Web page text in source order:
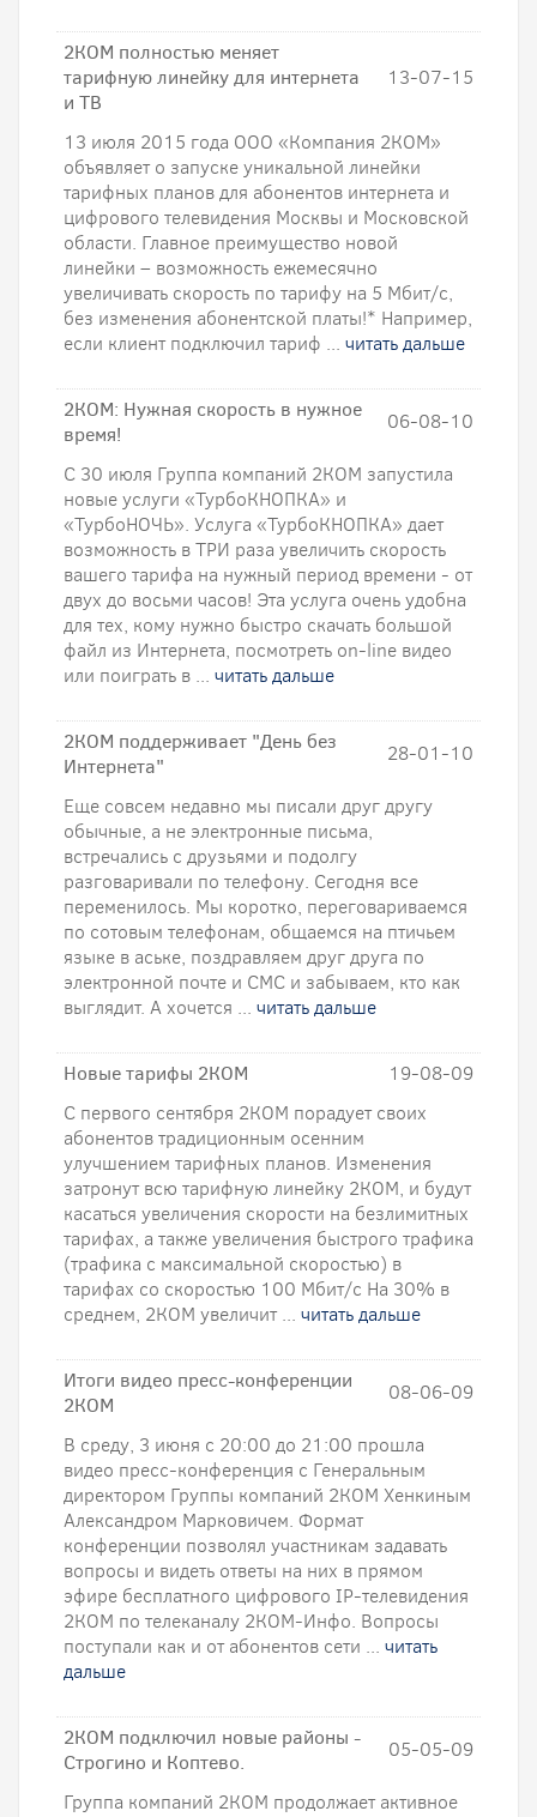
2КОМ полностью меняет
тарифную линейку для интернета
и ТВ
13-07-15
13 июля 2015 года ООО «Компания 2КОМ»
объявляет о запуске уникальной линейки
тарифных планов для абонентов интернета и
цифрового телевидения Москвы и Московской
области. Главное преимущество новой
линейки – возможность ежемесячно
увеличивать скорость по тарифу на 5 Мбит/с,
без изменения абонентской платы!* Например,
если клиент подключил тариф ... читать дальше
2КОМ: Нужная скорость в нужное
время!
06-08-10
С 30 июля Группа компаний 2КОМ запустила
новые услуги «ТурбоКНОПКА» и
«ТурбоНОЧЬ». Услуга «ТурбоКНОПКА» дает
возможность в ТРИ раза увеличить скорость
вашего тарифа на нужный период времени - от
двух до восьми часов! Эта услуга очень удобна
для тех, кому нужно быстро скачать большой
файл из Интернета, посмотреть on-line видео
или поиграть в ... читать дальше
2КОМ поддерживает "День без
Интернета"
28-01-10
Еще совсем недавно мы писали друг другу
обычные, а не электронные письма,
встречались с друзьями и подолгу
разговаривали по телефону. Сегодня все
переменилось. Мы коротко, переговариваемся
по сотовым телефонам, общаемся на птичьем
языке в аське, поздравляем друг друга по
электронной почте и СМС и забываем, кто как
выглядит. А хочется ... читать дальше
Новые тарифы 2КОМ
19-08-09
С первого сентября 2КОМ порадует своих
абонентов традиционным осенним
улучшением тарифных планов. Изменения
затронут всю тарифную линейку 2КОМ, и будут
касаться увеличения скорости на безлимитных
тарифах, а также увеличения быстрого трафика
(трафика с максимальной скоростью) в
тарифах со скоростью 100 Мбит/с На 30% в
среднем, 2КОМ увеличит ... читать дальше
Итоги видео пресс-конференции
2КОМ
08-06-09
В среду, 3 июня с 20:00 до 21:00 прошла
видео пресс-конференция с Генеральным
директором Группы компаний 2КОМ Хенкиным
Александром Марковичем. Формат
конференции позволял участникам задавать
вопросы и видеть ответы на них в прямом
эфире бесплатного цифрового IP-телевидения
2КОМ по телеканалу 2КОМ-Инфо. Вопросы
поступали как и от абонентов сети ... читать
дальше
2КОМ подключил новые районы -
Строгино и Коптево.
05-05-09
Группа компаний 2КОМ продолжает активное